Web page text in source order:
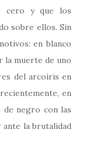
cero y que los
sobre ellos. Sin
en blanco
la muerte de uno
del arcoíris en
en
de negro con las
la brutalidad